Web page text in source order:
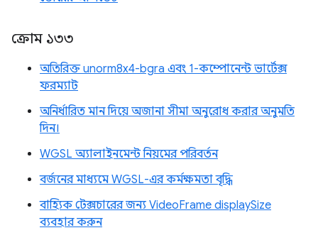
ক্রোম ১৩৩
অতিরিক্ত unorm8x4-bgra এবং 1-কম্পোনেন্ট ভার্টেক্স
ফরম্যাট
অনির্ধারিত মান দিয়ে অজানা সীমা অনুরোধ করার অনুমতি
দিন।
WGSL অ্যালাইনমেন্ট নিয়মের পরিবর্তন
বর্জনের মাধ্যমে WGSL-এর কর্মক্ষমতা বৃদ্ধি
বাহ্যিক টেক্সচারের জন্য VideoFrame displaySize
ব্যবহার করুন